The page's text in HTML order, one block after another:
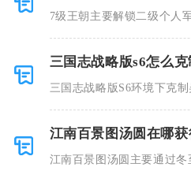
7级王朝主要解锁二级个人
三国志战略版s6怎么
三国志战略版S6环境下克
江南百景图汤圆在哪获
江南百景图汤圆主要通过冬